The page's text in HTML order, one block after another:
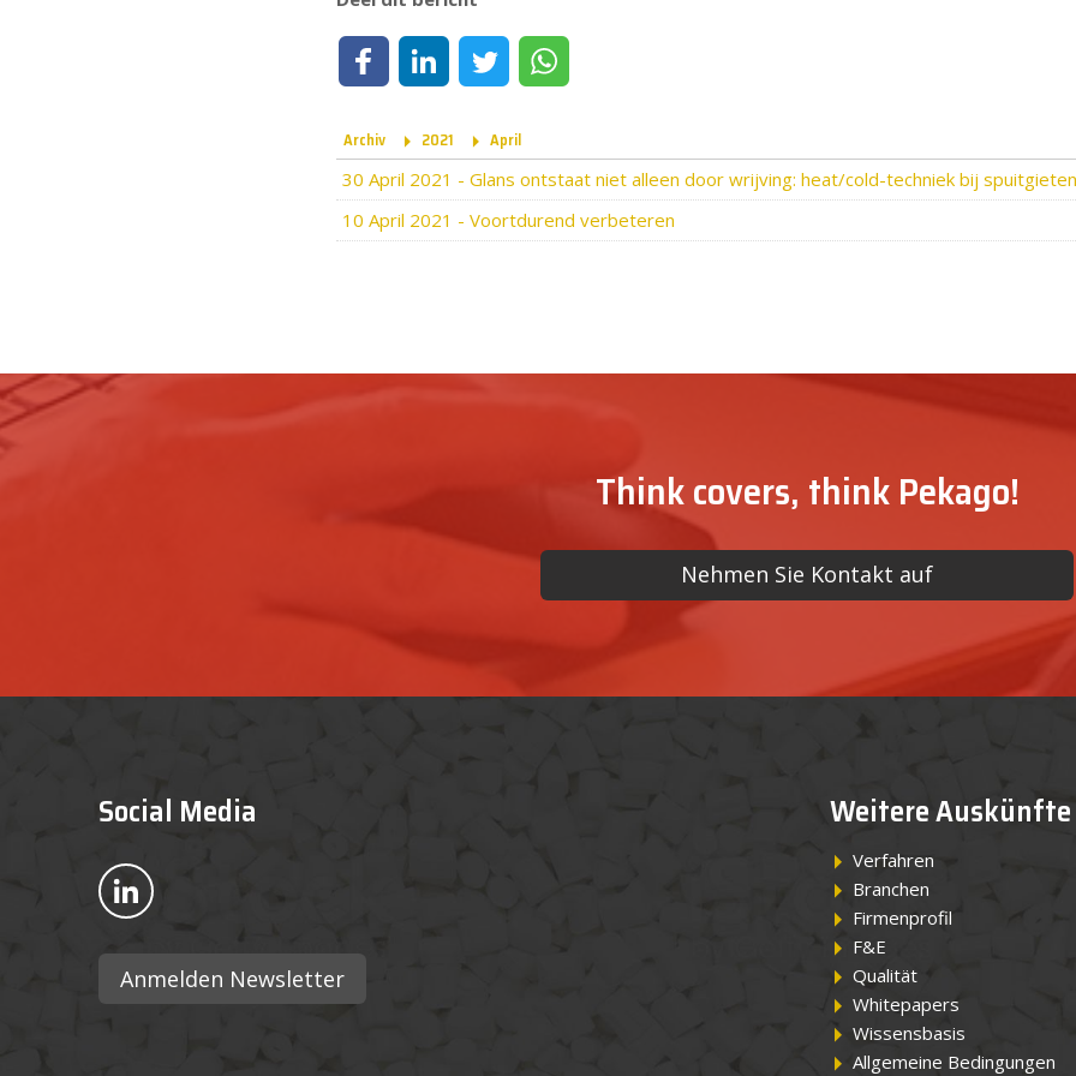
Deel op FacebookDeel op LinkedInDeel op TwitterDeel via WhatsApp
Archiv 2021 April
30 April 2021 - Glans ontstaat niet alleen door wrijving: heat/cold-techniek bij spuitgieten
10 April 2021 - Voortdurend verbeteren
Think covers, think Pekago!
Nehmen Sie Kontakt auf
Social Media
Bekijk ons op LinkedIn
Anmelden Newsletter
Weitere Auskünfte
Verfahren
Branchen
Firmenprofil
F&E
Qualität
Whitepapers
Wissensbasis
Allgemeine Bedingungen